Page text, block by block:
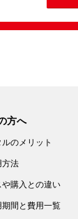
方へ
ルのメリット
方法
や購入との違い
期間と費用一覧